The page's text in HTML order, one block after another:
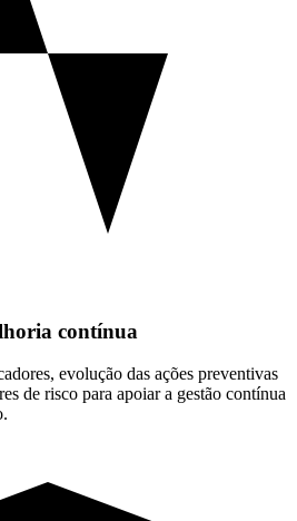
contínua
evolução das ações preventivas
de risco para apoiar a gestão contínua